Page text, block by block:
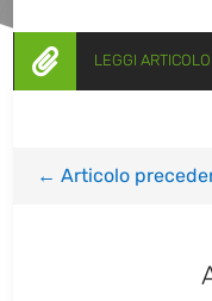
 LEGGI
←Articolo